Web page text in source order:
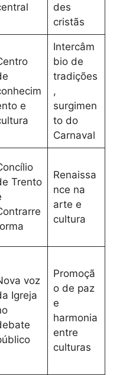
des
cristãs
e
Intercâm
bio de
tradições
,
surgimen
to do
Carnaval
Trento
Renaissa
nce na
arte e
cultura
voz
Igreja
Promoçã
o de paz
e
harmonia
entre
culturas